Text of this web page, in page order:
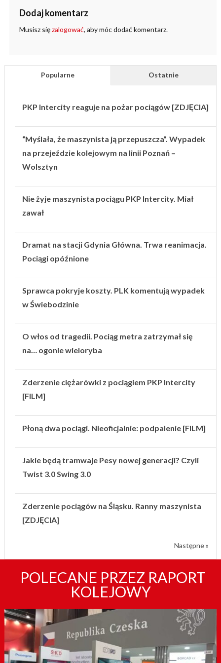
Dodaj komentarz
Musisz sięzalogować, aby móc dodać komentarz.
Popularne Ostatnie
PKP Intercity reaguje na pożar pociągów [ZDJĘCIA]
“Myślała, że maszynista ją przepuszcza”. Wypadek
na przejeździe kolejowym na linii Poznań –
Wolsztyn
Nie żyje maszynista pociągu PKP Intercity. Miał
zawał
Dramat na stacji Gdynia Główna. Trwa reanimacja.
Pociągi opóźnione
Sprawca pokryje koszty. PLK komentują wypadek
w Świebodzinie
O włos od tragedii. Pociąg metra zatrzymał się
na… ogonie wieloryba
Zderzenie ciężarówki z pociągiem PKP Intercity
[FILM]
Płoną dwa pociągi. Nieoficjalnie: podpalenie [FILM]
Jakie będą tramwaje Pesy nowej generacji? Czyli
Twist 3.0 Swing 3.0
Zderzenie pociągów na Śląsku. Ranny maszynista
[ZDJĘCIA]
Następne »
POLECANE PRZEZ RAPORT
KOLEJOWY